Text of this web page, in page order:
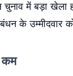
में बड़ा खेला
के उम्मीदवार
कम